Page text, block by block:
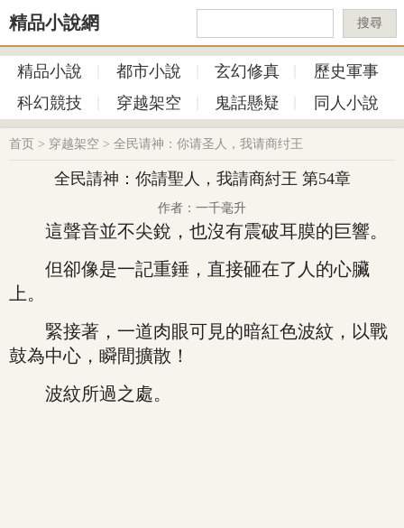
精品小說網 搜尋
精品小說 都市小說 玄幻修真
歷史軍事
科幻競技
穿越架空 鬼話懸疑 同人小說
首页 > 穿越架空 > 全民请神：你请圣人，我请商纣王
全民請神：你請聖人，我請商紂王 第54章
作者：一千毫升
這聲音並不尖銳，也沒有震破耳膜的巨響。
但卻像是一記重錘，直接砸在了人的心臟
上。
緊接著，一道肉眼可見的暗紅色波紋，以戰
鼓為中心，瞬間擴散！
波紋所過之處。